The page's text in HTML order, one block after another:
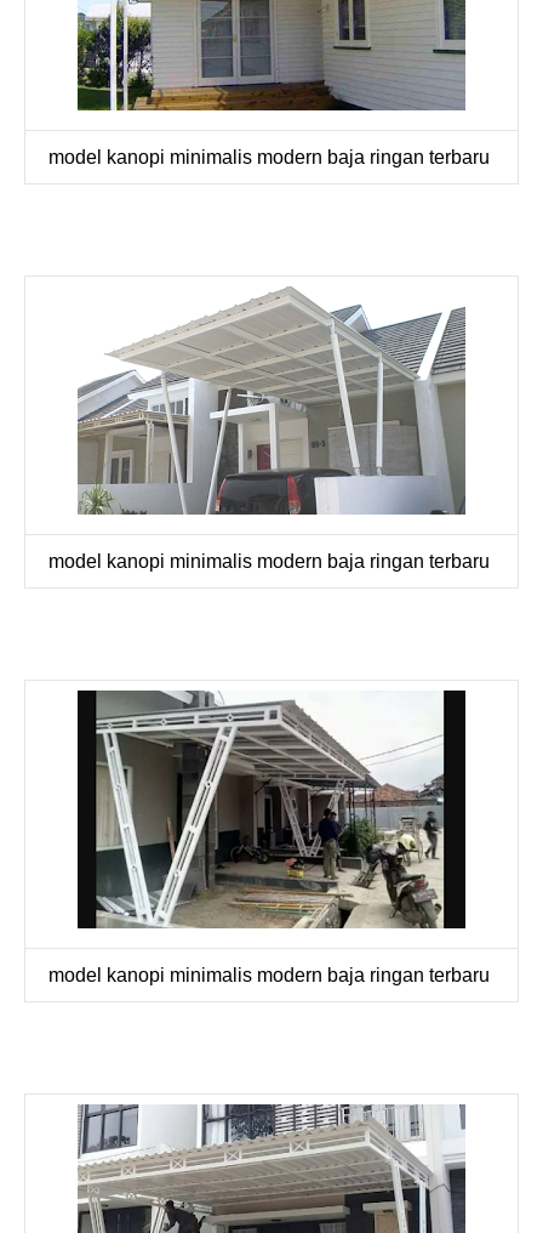
model kanopi minimalis modern baja ringan terbaru
model kanopi minimalis modern baja ringan terbaru
model kanopi minimalis modern baja ringan terbaru